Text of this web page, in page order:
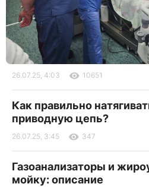
26.07.25, 4:03 10651
Как правильно
приводную цепь?
26.07.25, 3:45 347
Газоанализаторы и
мойку: описание